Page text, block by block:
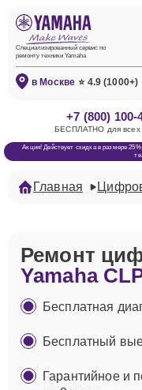
Специализированный сервис по
ремонту техники Yamaha
в Москве ⭐ 4.9 (1000+)
+7 (800) 100-
БЕСПЛАТНО для всех
Акция! Действует скидка в размере
Главная
Ремонт
Yamaha
Бесплатная
Бесплатный
Гарантийное и